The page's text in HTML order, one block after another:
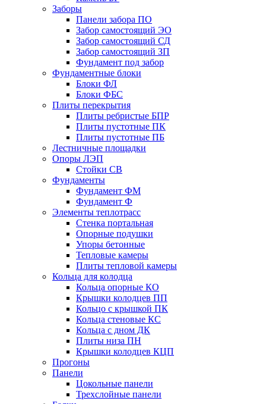
Заборы
Панели забора ПО
Забор самостоящий ЭО
Забор самостоящий СД
Забор самостоящий ЗП
Фyндамент под забор
Фундаментные блоки
Блоки ФЛ
Блоки ФБС
Плиты перекрытия
Плиты ребристые БПР
Плиты пустотные ПК
Плиты пустотные ПБ
Лестничные площадки
Опоры ЛЭП
Стойки СВ
Фундаменты
Фyндамент ФМ
Фyндамент Ф
Элементы теплотрасс
Стенка портальная
Опорные подушки
Упоры бетонные
Тепловые камеры
Плиты тепловой камеры
Кольца для колодца
Кольца опорные КО
Крышки колодцев ПП
Кольцо с крышкой ПК
Кольца стеновые КС
Кольца с дном ДК
Плиты низа ПН
Крышки колодцев КЦП
Прогоны
Панели
Цокольные панели
Трехслойные панели